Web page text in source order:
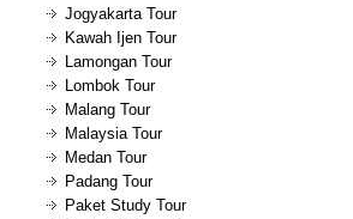
Jogyakarta Tour
Kawah Ijen Tour
Lamongan Tour
Lombok Tour
Malang Tour
Malaysia Tour
Medan Tour
Padang Tour
Paket Study Tour